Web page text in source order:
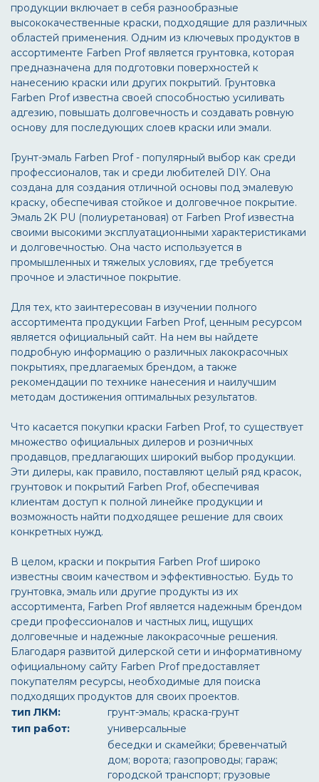
продукции включает в себя разнообразные
высококачественные краски, подходящие для различных
областей применения. Одним из ключевых продуктов в
ассортименте Farben Prof является грунтовка, которая
предназначена для подготовки поверхностей к
нанесению краски или других покрытий. Грунтовка
Farben Prof известна своей способностью усиливать
адгезию, повышать долговечность и создавать ровную
основу для последующих слоев краски или эмали.
Грунт-эмаль Farben Prof - популярный выбор как среди
профессионалов, так и среди любителей DIY. Она
создана для создания отличной основы под эмалевую
краску, обеспечивая стойкое и долговечное покрытие.
Эмаль 2K PU (полиуретановая) от Farben Prof известна
своими высокими эксплуатационными характеристиками
и долговечностью. Она часто используется в
промышленных и тяжелых условиях, где требуется
прочное и эластичное покрытие.
Для тех, кто заинтересован в изучении полного
ассортимента продукции Farben Prof, ценным ресурсом
является официальный сайт. На нем вы найдете
подробную информацию о различных лакокрасочных
покрытиях, предлагаемых брендом, а также
рекомендации по технике нанесения и наилучшим
методам достижения оптимальных результатов.
Что касается покупки краски Farben Prof, то существует
множество официальных дилеров и розничных
продавцов, предлагающих широкий выбор продукции.
Эти дилеры, как правило, поставляют целый ряд красок,
грунтовок и покрытий Farben Prof, обеспечивая
клиентам доступ к полной линейке продукции и
возможность найти подходящее решение для своих
конкретных нужд.
В целом, краски и покрытия Farben Prof широко
известны своим качеством и эффективностью. Будь то
грунтовка, эмаль или другие продукты из их
ассортимента, Farben Prof является надежным брендом
среди профессионалов и частных лиц, ищущих
долговечные и надежные лакокрасочные решения.
Благодаря развитой дилерской сети и информативному
официальному сайту Farben Prof предоставляет
покупателям ресурсы, необходимые для поиска
подходящих продуктов для своих проектов.
тип ЛКМ:
грунт-эмаль; краска-грунт
тип работ:
универсальные
беседки и скамейки; бревенчатый
дом; ворота; газопроводы; гараж;
городской транспорт; грузовые